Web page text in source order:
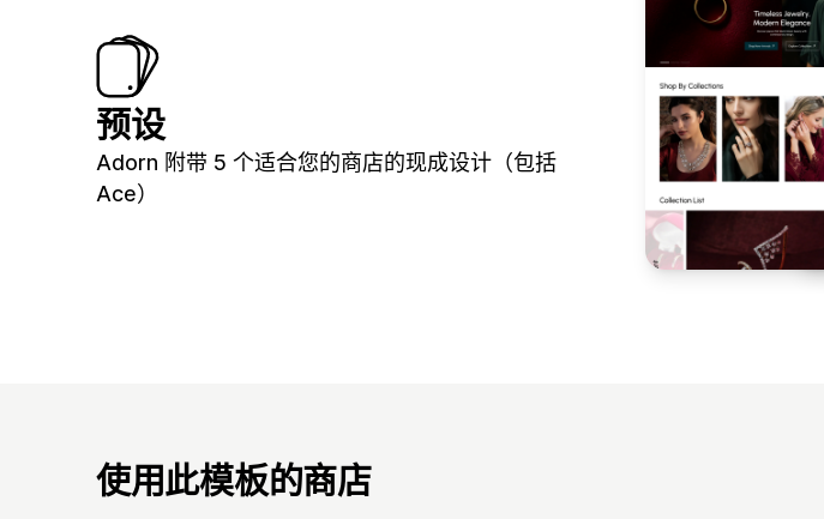
预设
Adorn 附带 5 个适合您的商店的现成设计（包括
Ace）
使用此模板的商店